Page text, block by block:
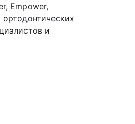
Empower,
и